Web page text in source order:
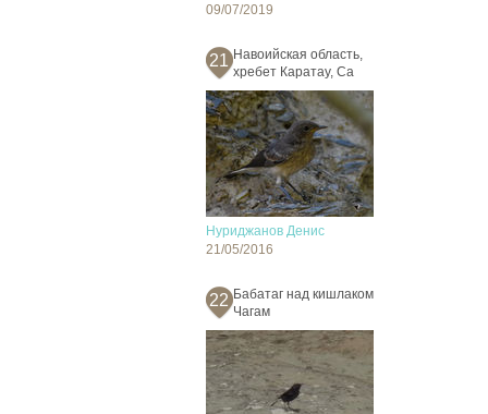
09/07/2019
21 Навоийская область,
хребет Каратау, Са
Нуриджанов Денис
21/05/2016
22 Бабатаг над кишлаком
Чагам